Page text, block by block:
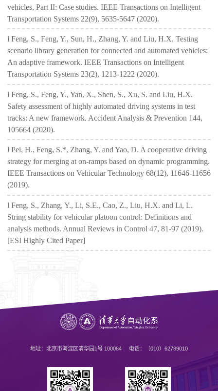
vehicles, Part II: Case studies. IEEE Transactions on Intelligent
Transportation Systems 22(9), 5635-5647 (2020).
l Feng, S., Feng, Y., Sun, H., Zhang, Y. and Liu, H.X. Testing
scenario library generation for connected and automated vehicles:
An adaptive framework. IEEE Transactions on Intelligent
Transportation Systems 23(2), 1213-1222 (2020).
l Feng, S., Feng, Y., Yan, X., Shen, S., Xu, S. and Liu, H.X.
Safety assessment of highly automated driving systems in test
tracks: A new framework. Accident Analysis & Prevention 144,
105664 (2020).
l Pei, H., Feng, S.*, Zhang, Y. and Yao, D. A cooperative driving
strategy for merging at on-ramps based on dynamic programming.
IEEE Transactions on Vehicular Technology 68(12), 11646-11656
(2019).
l Feng, S., Zhang, Y., Li, S.E., Cao, Z., Liu, H.X. and Li, L.
String stability for vehicular platoon control: Definitions and
analysis methods. Annual Reviews in Control 47, 81-97 (2019).
[ESI Highly Cited Paper]
地址：北京市海淀区清华园1号 100084 电话：（010）62789010